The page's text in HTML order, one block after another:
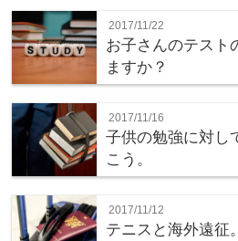
2017/11/22
お子さんのテスト
ますか？
2017/11/16
子供の勉強に対し
こう。
2017/11/12
テニスと海外遠征